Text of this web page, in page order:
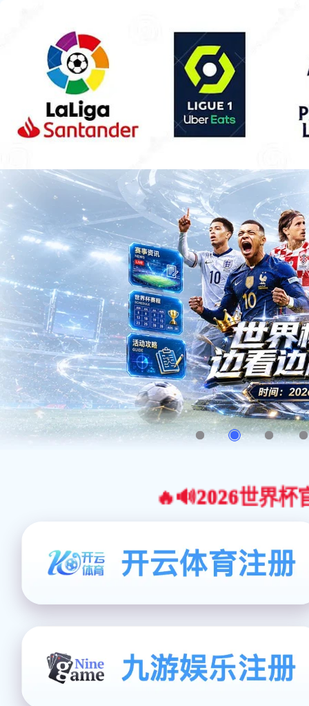
🔥🔊2026世界杯官网合